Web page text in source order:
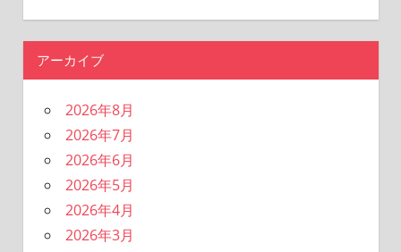
アーカイブ
2026年8月
2026年7月
2026年6月
2026年5月
2026年4月
2026年3月